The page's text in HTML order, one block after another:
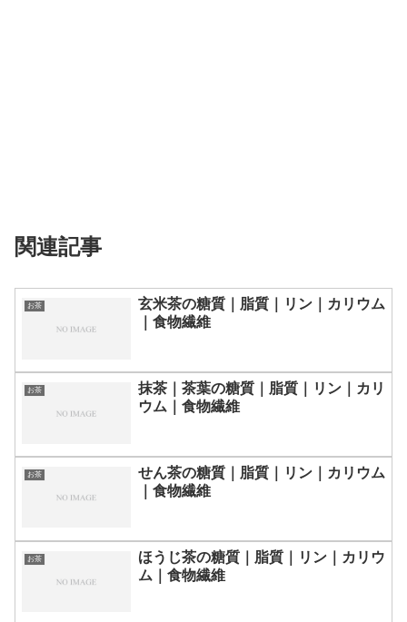
関連記事
お茶
玄米茶の糖質｜脂質｜リン｜カリウム
｜食物繊維
お茶
抹茶｜茶葉の糖質｜脂質｜リン｜カリ
ウム｜食物繊維
お茶
せん茶の糖質｜脂質｜リン｜カリウム
｜食物繊維
お茶
ほうじ茶の糖質｜脂質｜リン｜カリウ
ム｜食物繊維